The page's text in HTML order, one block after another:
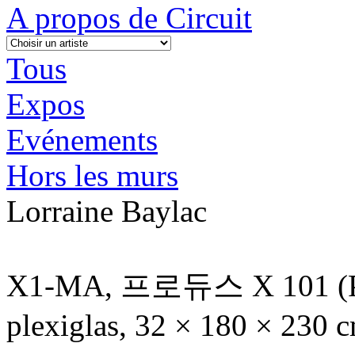
A propos de Circuit
Tous
Expos
Evénements
Hors les murs
Lorraine Baylac
X1-MA, 프로듀스 X 101
plexiglas, 32 × 180 × 230